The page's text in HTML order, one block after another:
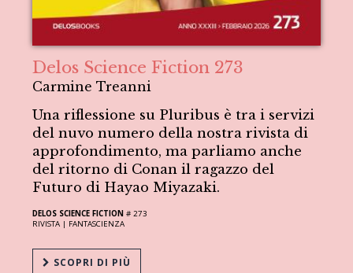
Delos Science Fiction 273
Carmine Treanni
Una riflessione su Pluribus è tra i servizi
del nuvo numero della nostra rivista di
approfondimento, ma parliamo anche
del ritorno di Conan il ragazzo del
Futuro di Hayao Miyazaki.
DELOS SCIENCE FICTION # 273
RIVISTA | FANTASCIENZA
SCOPRI DI PIÙ